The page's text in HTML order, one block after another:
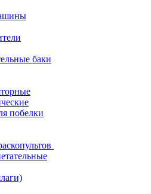
баки
побелки